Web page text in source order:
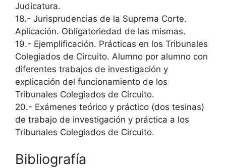
Judicatura.
18.- Jurisprudencias de la Suprema Corte.
Aplicación. Obligatoriedad de las mismas.
19.- Ejemplificación. Prácticas en los Tribunales
Colegiados de Circuito. Alumno por alumno con
diferentes trabajos de investigación y
explicación del funcionamiento de los
Tribunales Colegiados de Circuito.
20.- Exámenes teórico y práctico (dos tesinas)
de trabajo de investigación y práctica a los
Tribunales Colegiados de Circuito.
Bibliografía